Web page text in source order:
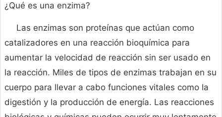
¿Qué es una enzima?
Las enzimas son proteínas que actúan como
catalizadores en una reacción bioquímica para
aumentar la velocidad de reacción sin ser usado en
la reacción. Miles de tipos de enzimas trabajan en su
cuerpo para llevar a cabo funciones vitales como la
digestión y la producción de energía. Las reacciones